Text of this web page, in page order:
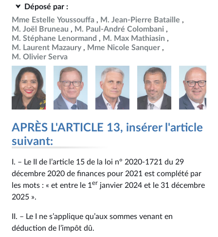
Déposé par :
Mme Estelle Youssouffa
M. Jean-Pierre Bataille
M. Joël Bruneau
M. Paul-André Colombani
M. Stéphane Lenormand
M. Max Mathiasin
M. Laurent Mazaury
Mme Nicole Sanquer
M. Olivier Serva
APRÈS L'ARTICLE 13, insérer l'article
suivant:
I. – Le II de l’article 15 de la loi n° 2020-1721 du 29
décembre 2020 de finances pour 2021 est complété par
les mots : « et entre le 1 er janvier 2024 et le 31 décembre
2025 ».
II. – Le I ne s’applique qu’aux sommes venant en
déduction de l’impôt dû.